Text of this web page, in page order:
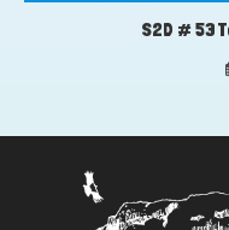
S2D # 53